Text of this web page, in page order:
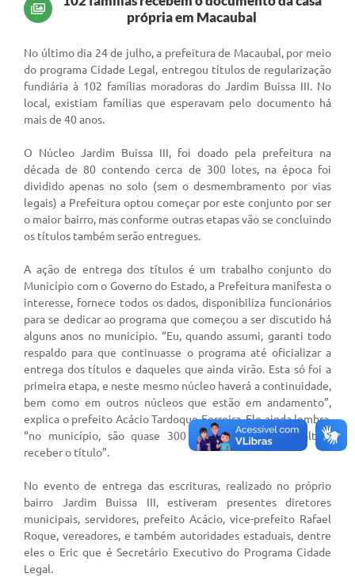
Ouvidoria
Tribunal de Contas da União
Tribunal de Contas do Estado
TSE
Assembleia Legislativa do estado
Câmara dos Deputados
Ministério da Saúde
Ministério da Educação- MEC
Relação de Patrimônio
TRE-SP
Obras
Turismo
Carta de Serviços
Arquivos para Download
Audiências Públicas
própria em Macaubal
No último dia 24 de julho, a prefeitura de Macaubal, por meio
do programa Cidade Legal, entregou títulos de regularização
fundiária à 102 famílias moradoras do Jardim Buissa III. No
local, existiam famílias que esperavam pelo documento há
mais de 40 anos.
O Núcleo Jardim Buissa III, foi doado pela prefeitura na
década de 80 contendo cerca de 300 lotes, na época foi
dividido apenas no solo (sem o desmembramento por vias
legais) a Prefeitura optou começar por este conjunto por ser
o maior bairro, mas conforme outras etapas vão se concluindo
os títulos também serão entregues.
A ação de entrega dos títulos é um trabalho conjunto do
Município com o Governo do Estado, a Prefeitura manifesta o
interesse, fornece todos os dados, disponibiliza funcionários
para se dedicar ao programa que começou a ser discutido há
alguns anos no município. “Eu, quando assumi, garanti todo
respaldo para que continuasse o programa até oficializar a
entrega dos títulos e daqueles que ainda virão. Esta só foi a
primeira etapa, e neste mesmo núcleo haverá a continuidade,
bem como em outros núcleos que estão em andamento”,
explica o prefeito Acácio Tardoque Ferreira. Ele ainda lembra,
“no município, são quase 300 famílias que ainda faltam
receber o título”.
No evento de entrega das escrituras, realizado no próprio
bairro Jardim Buissa III, estiveram presentes diretores
municipais, servidores, prefeito Acácio, vice-prefeito Rafael
Roque, vereadores, e também autoridades estaduais, dentre
eles o Eric que é Secretário Executivo do Programa Cidade
Legal.